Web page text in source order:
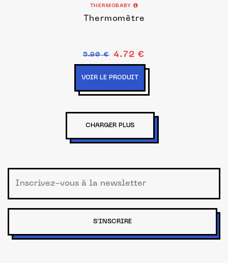
THERMOBABY
Thermomètre
5.90 € 4.72 €
VOIR LE PRODUIT
CHARGER PLUS
S'INSCRIRE